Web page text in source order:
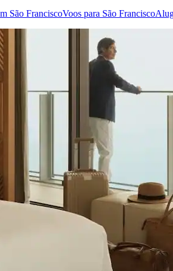
São FranciscoVoos para São Francisco